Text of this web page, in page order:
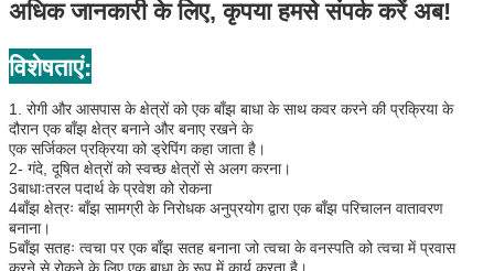
विशेषताएं:
1. रोगी और आसपास के क्षेत्रों को एक बाँझ बाधा के साथ कवर करने की प्रक्रिया के
दौरान एक बाँझ क्षेत्र बनाने और बनाए रखने के
एक सर्जिकल प्रक्रिया को ड्रेपिंग कहा जाता है।
2- गंदे, दूषित क्षेत्रों को स्वच्छ क्षेत्रों से अलग करना।
3बाधाःतरल पदार्थ के प्रवेश को रोकना
4बाँझ क्षेत्रः बाँझ सामग्री के निरोधक अनुप्रयोग द्वारा एक बाँझ परिचालन वातावरण
बनाना।
5बाँझ सतहः त्वचा पर एक बाँझ सतह बनाना जो त्वचा के वनस्पति को त्वचा में प्रवास
करने से रोकने के लिए एक बाधा के रूप में कार्य करता है।
कटाव स्थल
6तरल पदार्थ नियंत्रण: शरीर और सिंचाई तरल पदार्थों का संचलन और संचलन।